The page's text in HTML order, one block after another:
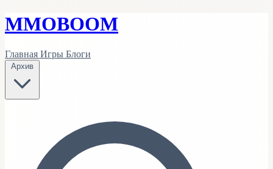
MMOBOOM
Главная Игры Блоги
Архив